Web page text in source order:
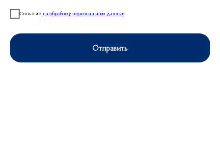
Согласие на обработку персональных данных
Отправить